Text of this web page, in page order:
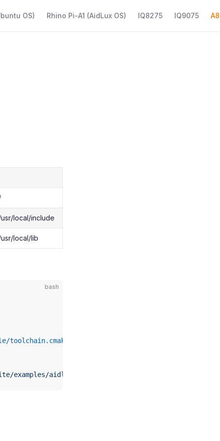
OS) Rhino Pi-A1 (AidLux OS) IQ8275 IQ9075
local/include
local/lib
bash
toolchain.cmake
examples/aidlite_qnn236/cpp/